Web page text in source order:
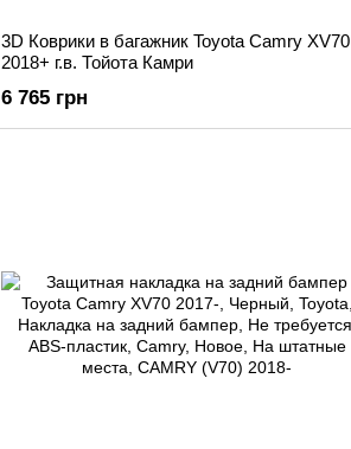
3D Коврики в багажник Toyota Camry XV70
2018+ г.в. Тойота Камри
6 765 грн